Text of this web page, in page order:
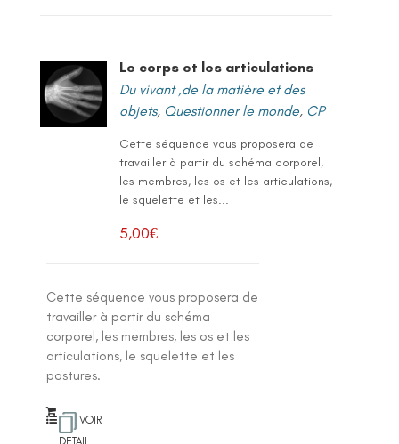
Le corps et les articulations
Du vivant ,de la matière et des
objets, Questionner le monde, CP
Cette séquence vous proposera de
travailler à partir du schéma corporel,
les membres, les os et les articulations,
le squelette et les...
5,00€
Cette séquence vous proposera de
travailler à partir du schéma
corporel, les membres, les os et les
articulations, le squelette et les
postures.
VOIR
DETAIL